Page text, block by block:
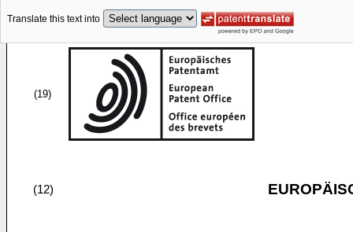
Translate this text into
(19)
(12)